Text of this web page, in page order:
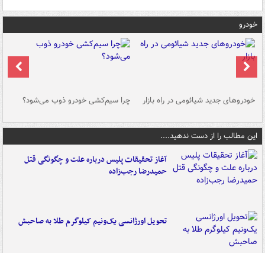
خودرو
خودروهای جدید شیائومی در راه بازار چرا سیم‌کشی خودرو ذوب می‌شود؟
این مطالب را از دست ندهید....
آغاز تحقیقات پلیس درباره علت و چگونگی قتل
حمیدرضا رجب‌زاده
تحویل اورژانسی یک‌ونیم کیلوگرم طلا به صاحبش